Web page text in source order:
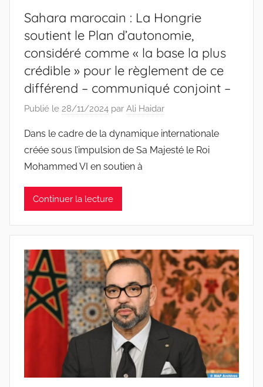
Sahara marocain : La Hongrie
soutient le Plan d’autonomie,
considéré comme « la base la plus
crédible » pour le règlement de ce
différend – communiqué conjoint –
Publié le 28/11/2024 par Ali Haidar
Dans le cadre de la dynamique internationale
créée sous l’impulsion de Sa Majesté le Roi
Mohammed VI en soutien à
Continuer la lecture